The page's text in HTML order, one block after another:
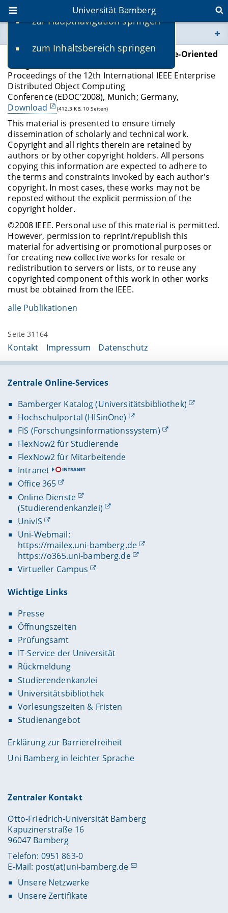
zur Hauptnavigation springen
zum Inhaltsbereich springen
Universität Bamberg
www.uni-bamberg.de
univis.uni-bamberg.de
fis.uni-bamberg.de
Hofmeister H., Wirtz G.,Supporting Service-Oriented
Design with Metrics
Proceedings of the 12th International IEEE Enterprise
Distributed Object Computing
Conference (EDOC'2008), Munich; Germany,
Download
(412.3 KB, 10 Seiten)
This material is presented to ensure timely
dissemination of scholarly and technical work.
Copyright and all rights therein are retained by
authors or by other copyright holders. All persons
copying this information are expected to adhere to
the terms and constraints invoked by each author's
copyright. In most cases, these works may not be
reposted without the explicit permission of the
copyright holder.
©2008 IEEE. Personal use of this material is permitted.
However, permission to reprint/republish this
material for advertising or promotional purposes or
for creating new collective works for resale or
redistribution to servers or lists, or to reuse any
copyrighted component of this work in other works
must be obtained from the IEEE.
alle Publikationen
Seite 31164
Kontakt Impressum Datenschutz
Zentrale Online-Services
Bamberger Katalog (Universitätsbibliothek)
Hochschulportal (HISinOne)
FIS (Forschungsinformationssystem)
FlexNow2 für Studierende
FlexNow2 für Mitarbeitende
Intranet
Office 365
Online-Dienste
(Studierendenkanzlei)
UnivIS
Uni-Webmail:
https://mailex.uni-bamberg.de
https://o365.uni-bamberg.de
Virtueller Campus
Wichtige Links
Presse
Öffnungszeiten
Prüfungsamt
IT-Service der Universität
Rückmeldung
Studierendenkanzlei
Universitätsbibliothek
Vorlesungszeiten & Fristen
Studienangebot
Erklärung zur Barrierefreiheit
Uni Bamberg in leichter Sprache
Zentraler Kontakt
Otto-Friedrich-Universität Bamberg
Kapuzinerstraße 16
96047 Bamberg
Telefon: 0951 863-0
E-Mail: post(at)uni-bamberg.de
Unsere Netzwerke
Unsere Zertifikate